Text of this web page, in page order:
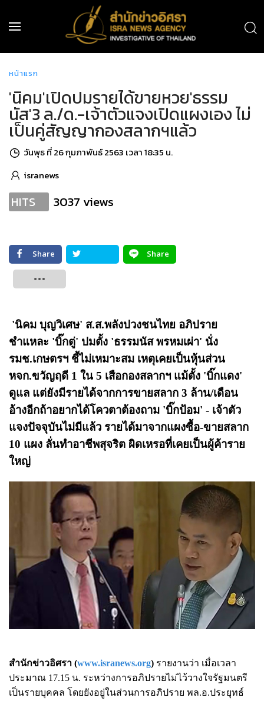
หน้าแรก
'นิคม'เปิดปมรายได้ขายหวย'ธรรม
นัส'3 ล./ด.-เจ้าตัวแจงเปิดแผงเอง ไม่
เป็นคู่สัญญากองสลากฯแล้ว
วันพุธ ที่ 26 กุมภาพันธ์ 2563 เวลา 18:35 น.
isranews
HITS 3037 views
Share
Share
'นิคม บุญวิเศษ' ส.ส.พลังปวงชนไทย อภิปราย
ชำแหละ 'บิ๊กตู่' ปมตั้ง 'ธรรมนัส พรหมเผ่า' นั่ง
รมช.เกษตรฯ ชี้ไม่เหมาะสม เหตุเคยเป็นหุ้นส่วน
หจก.ขวัญฤดี 1 ใน 5 เสือกองสลากฯ แม้ตั้ง 'บิ๊กแดง'
ดูแล แต่ยังมีรายได้จากการขายสลาก 3 ล้าน/เดือน
อ้างอีกถ้าอยากได้โควตาต้องถาม 'บิ๊กป้อม' - เจ้าตัว
แจงปัจจุบันไม่มีแล้ว รายได้มาจากแผงซื้อ-ขายสลาก
10 แผง ลั่นทำอาชีพสุจริต ผิดเหรอที่เคยเป็นผู้ค้าราย
ใหญ่
สำนักข่าวอิศรา (www.isranews.org) รายงานว่า เมื่อเวลา
ประมาณ 17.15 น. ระหว่างการอภิปรายไม่ไว้วางใจรัฐมนตรี
เป็นรายบุคคล โดยยังอยู่ในส่วนการอภิปราย พล.อ.ประยุทธ์